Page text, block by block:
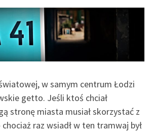
w samym centrum Łodzi
getto. Jeśli ktoś chciał
stronę miasta musiał skorzystać z
raz wsiadł w ten tramwaj był